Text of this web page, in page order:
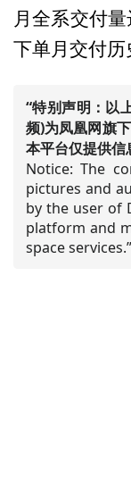
月全系交付
下单月交付历
“特别声明：以
频)为凤凰网旗
本平台仅提供信
Notice: The
pictures and
by the user of
platform and
space services.”